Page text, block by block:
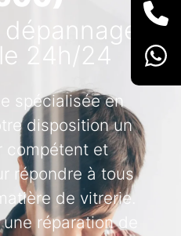
24h/24
spécialisée en
disposition un
compétent et
répondre à tous
de vitrerie.
réparation de